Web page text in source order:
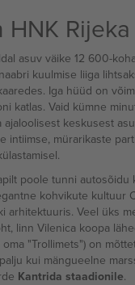
HNK
asuv väike 12 600-
kuulmise liiga
Iga hüüd on
katlas. Vaid kümne
ajaloolisest keskusest
intiimse, mürarikaste
poole tunni autosõidu
kohvikute kultuur
arhitektuuris. Veel üks
linn Vilenica koopa
"Trollimets") on
kui mängueelne
Kantrida staadionile.